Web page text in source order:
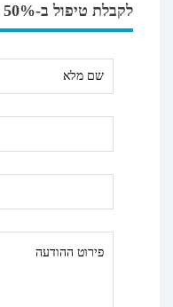
לקבלת טיפול ב-50% הנחה.